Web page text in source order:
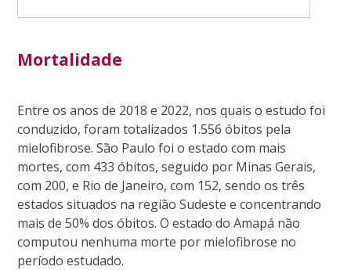
Mortalidade
Entre os anos de 2018 e 2022, nos quais o estudo foi
conduzido, foram totalizados 1.556 óbitos pela
mielofibrose. São Paulo foi o estado com mais
mortes, com 433 óbitos, seguido por Minas Gerais,
com 200, e Rio de Janeiro, com 152, sendo os três
estados situados na região Sudeste e concentrando
mais de 50% dos óbitos. O estado do Amapá não
computou nenhuma morte por mielofibrose no
período estudado.